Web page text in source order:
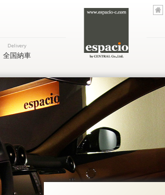
Delivery
全国納車